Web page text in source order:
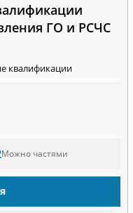
ГО и РСЧС
квалификации
Можно частями